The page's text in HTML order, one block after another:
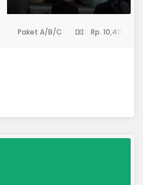
Paket A/B/C Rp. 10,400,000